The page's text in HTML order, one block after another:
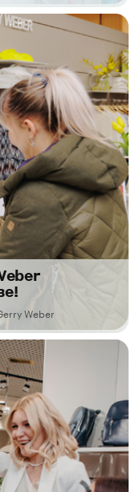
Weber